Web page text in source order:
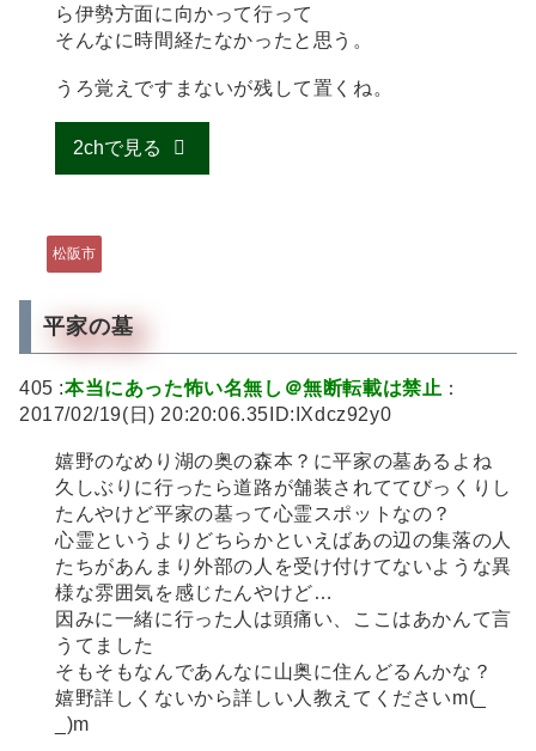
ら伊勢方面に向かって行って
そんなに時間経たなかったと思う。
うろ覚えですまないが残して置くね。
2chで見る
松阪市
平家の墓
405 :本当にあった怖い名無し＠無断転載は禁止 ：
2017/02/19(日) 20:20:06.35ID:IXdcz92y0
嬉野のなめり湖の奥の森本？に平家の墓あるよね
久しぶりに行ったら道路が舗装されててびっくりし
たんやけど平家の墓って心霊スポットなの？
心霊というよりどちらかといえばあの辺の集落の人
たちがあんまり外部の人を受け付けてないような異
様な雰囲気を感じたんやけど…
因みに一緒に行った人は頭痛い、ここはあかんて言
うてました
そもそもなんであんなに山奥に住んどるんかな？
嬉野詳しくないから詳しい人教えてくださいm(_
_)m